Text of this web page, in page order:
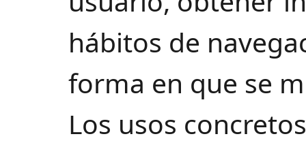
hábitos de
forma en que se
Los usos